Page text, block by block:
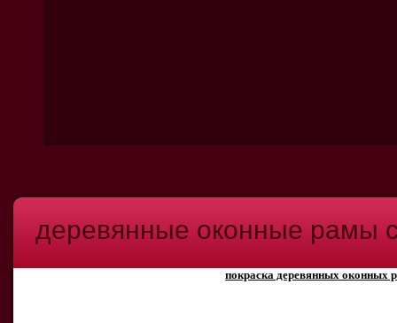
деревянные оконные рамы
покраска деревянных оконных